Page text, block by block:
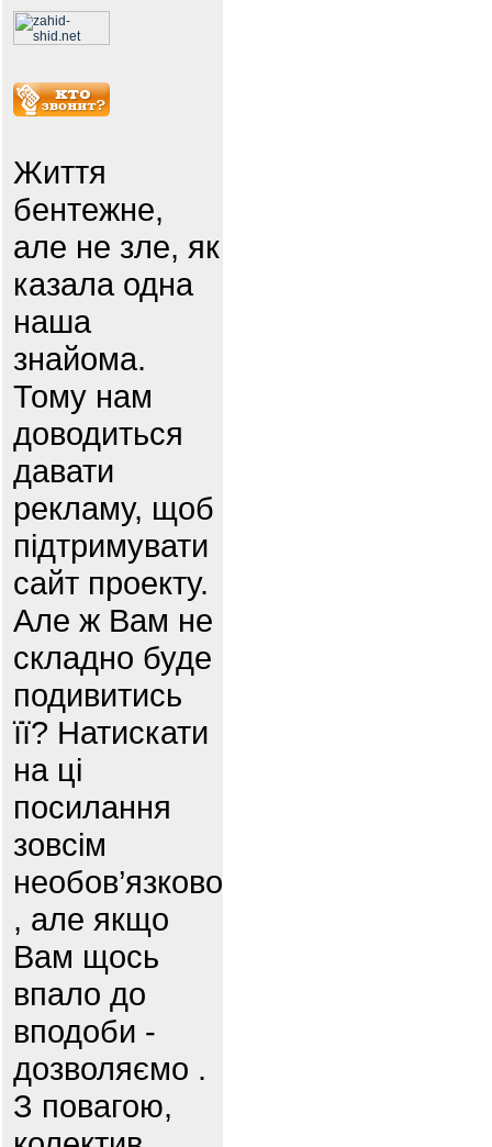
Життя
бентежне,
але не зле, як
казала одна
наша
знайома.
Тому нам
доводиться
давати
рекламу, щоб
підтримувати
сайт проекту.
Але ж Вам не
складно буде
подивитись
її? Натискати
на ці
посилання
зовсім
необов’язково
, але якщо
Вам щось
впало до
вподоби -
дозволяємо .
З повагою,